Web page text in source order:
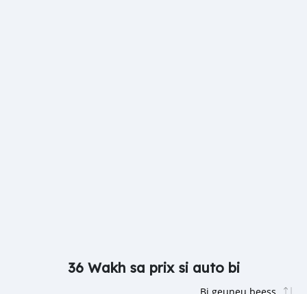
36 Wakh sa prix si auto bi